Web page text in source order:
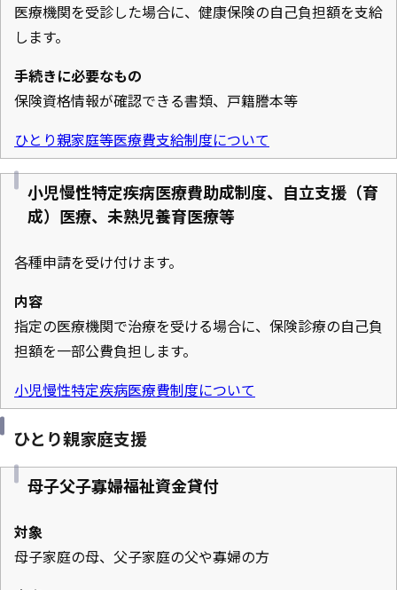
医療機関を受診した場合に、健康保険の自己負担額を支給
します。
手続きに必要なもの
保険資格情報が確認できる書類、戸籍謄本等
ひとり親家庭等医療費支給制度について
小児慢性特定疾病医療費助成制度、自立支援（育
成）医療、未熟児養育医療等
各種申請を受け付けます。
内容
指定の医療機関で治療を受ける場合に、保険診療の自己負
担額を一部公費負担します。
小児慢性特定疾病医療費制度について
ひとり親家庭支援
母子父子寡婦福祉資金貸付
対象
母子家庭の母、父子家庭の父や寡婦の方